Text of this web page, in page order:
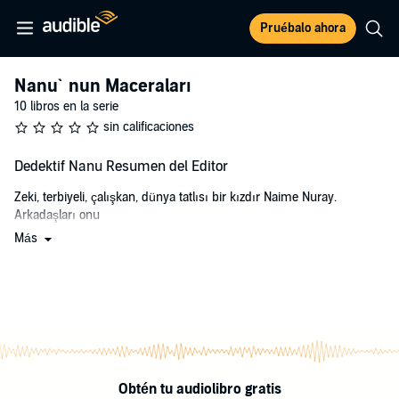
Pruébalo ahora
Nanu`nun Maceraları
10 libros en la serie
sin calificaciones
Dedektif Nanu Resumen del Editor
Zeki, terbiyeli, çalışkan, dünya tatlısı bir kızdır Naime Nuray.
Arkadaşları onu
kısaca 'Nanu' diye çağırırlar. Yaşı sekiz olmasına rağmen aldığı aile
renklidir. Ancak onun hayal dünyasında uçuk kaçık yaratıklar,
büyücüler, tılsımlar
Más
Obtén tu audiolibro gratis